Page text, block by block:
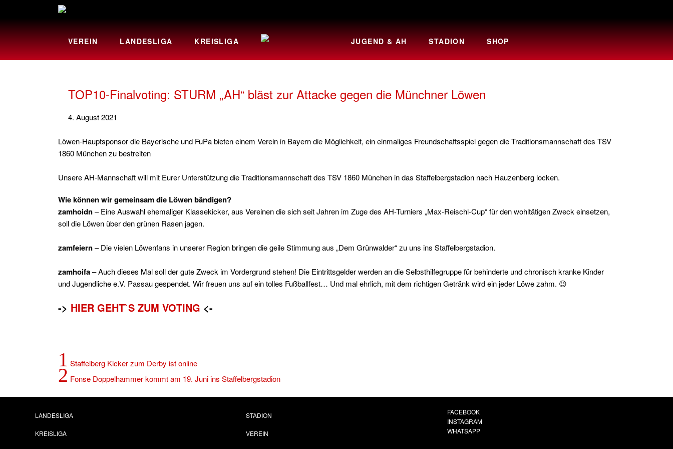
VEREIN LANDESLIGA KREISLIGA JUGEND & AH STADION SHOP
TOP10-Finalvoting: STURM „AH“ bläst zur Attacke gegen die Münchner Löwen
4. August 2021
Löwen-Hauptsponsor die Bayerische und FuPa bieten einem Verein in Bayern die Möglichkeit, ein einmaliges Freundschaftsspiel gegen die Traditionsmannschaft des TSV
1860 München zu bestreiten
Unsere AH-Mannschaft will mit Eurer Unterstützung die Traditionsmannschaft des TSV 1860 München in das Staffelbergstadion nach Hauzenberg locken.
Wie können wir gemeinsam die Löwen bändigen?
zamhoidn– Eine Auswahl ehemaliger Klassekicker, aus Vereinen die sich seit Jahren im Zuge des AH-Turniers „Max-Reischl-Cup“ für den wohltätigen Zweck einsetzen,
soll die Löwen über den grünen Rasen jagen.
zamfeiern– Die vielen Löwenfans in unserer Region bringen die geile Stimmung aus „Dem Grünwalder“ zu uns ins Staffelbergstadion.
zamhoifa– Auch dieses Mal soll der gute Zweck im Vordergrund stehen! Die Eintrittsgelder werden an die Selbsthilfegruppe für behinderte und chronisch kranke Kinder
und Jugendliche e.V. Passau gespendet. Wir freuen uns auf ein tolles Fußballfest… Und mal ehrlich, mit dem richtigen Getränk wird ein jeder Löwe zahm. 😉
-> HIER GEHT`S ZUM VOTING <-
1 Staffelberg Kicker zum Derby ist online
2 Fonse Doppelhammer kommt am 19. Juni ins Staffelbergstadion
LANDESLIGA
KREISLIGA
STADION
VEREIN
FACEBOOK
INSTAGRAM
WHATSAPP